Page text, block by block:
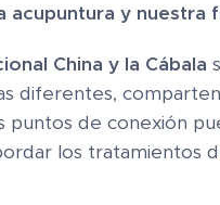
acupuntura y nuestra
China y la Cábala
diferentes, comparten
puntos de conexión
los tratamientos